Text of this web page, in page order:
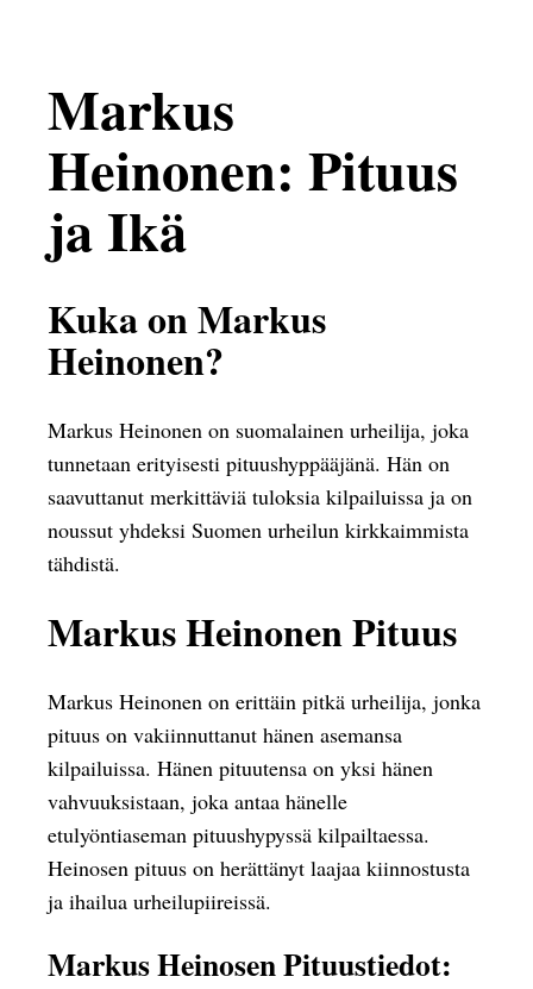
Markus
Heinonen: Pituus
ja Ikä
Kuka on Markus
Heinonen?
Markus Heinonen on suomalainen urheilija, joka
tunnetaan erityisesti pituushyppääjänä. Hän on
saavuttanut merkittäviä tuloksia kilpailuissa ja on
noussut yhdeksi Suomen urheilun kirkkaimmista
tähdistä.
Markus Heinonen Pituus
Markus Heinonen on erittäin pitkä urheilija, jonka
pituus on vakiinnuttanut hänen asemansa
kilpailuissa. Hänen pituutensa on yksi hänen
vahvuuksistaan, joka antaa hänelle
etulyöntiaseman pituushypyssä kilpailtaessa.
Heinosen pituus on herättänyt laajaa kiinnostusta
ja ihailua urheilupiireissä.
Markus Heinosen Pituustiedot: